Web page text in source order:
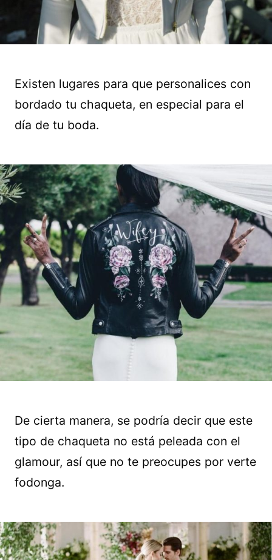
Existen lugares para que personalices con
bordado tu chaqueta, en especial para el
día de tu boda.
De cierta manera, se podría decir que este
tipo de chaqueta no está peleada con el
glamour, así que no te preocupes por verte
fodonga.